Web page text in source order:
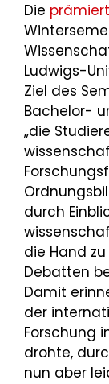
Die
Ludwigs-
Ziel des
Bachelor-
„die
durch
die Hand
Debatten
Damit
der
Forschung
drohte,
nun aber